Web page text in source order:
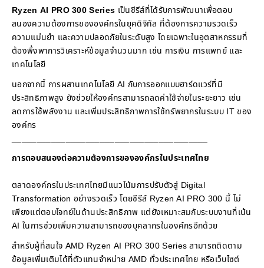
Ryzen AI PRO 300 Series เป็นซีรีส์ที่ได้รับการพัฒนาเพื่อตอบ
สนองความต้องการขององค์กรในยุคดิจิทัล ที่ต้องการความรวดเร็ว
ความแม่นยำ และความปลอดภัยในระดับสูง โดยเฉพาะในอุตสาหกรรมที่
ต้องพึ่งพาการวิเคราะห์ข้อมูลจำนวนมาก เช่น การเงิน การแพทย์ และ
เทคโนโลยี
นอกจากนี้ การผสานเทคโนโลยี AI กับการออกแบบฮาร์ดแวร์ที่มี
ประสิทธิภาพสูง ยังช่วยให้องค์กรสามารถลดค่าใช้จ่ายในระยะยาว เช่น
ลดการใช้พลังงาน และเพิ่มประสิทธิภาพการใช้ทรัพยากรในระบบ IT ของ
องค์กร
การตอบสนองต่อความต้องการขององค์กรในประเทศไทย
ตลาดองค์กรในประเทศไทยมีแนวโน้มการปรับตัวสู่ Digital
Transformation อย่างรวดเร็ว โดยซีรีส์ Ryzen AI PRO 300 นี้ ไม่
เพียงแต่ตอบโจทย์ในด้านประสิทธิภาพ แต่ยังเหมาะสมกับระบบงานที่เน้น
AI ในการช่วยเพิ่มความสามารถของบุคลากรในองค์กรอีกด้วย
สำหรับผู้ที่สนใจ AMD Ryzen AI PRO 300 Series สามารถติดตาม
ข้อมูลเพิ่มเติมได้ที่ตัวแทนจำหน่าย AMD ทั่วประเทศไทย หรือเว็บไซต์